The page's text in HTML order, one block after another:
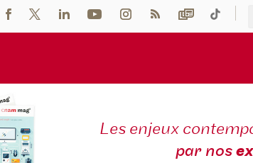
Les enjeux
par nos